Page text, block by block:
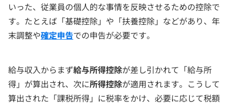
いった、従業員の個人的な事情を反映させるための控除で
す。たとえば「基礎控除」や「扶養控除」などがあり、年
末調整や確定申告での申告が必要です。
給与収入からまず給与所得控除が差し引かれて「給与所
得」が算出され、次に所得控除が適用されます。こうして
算出された「課税所得」に税率をかけ、必要に応じて税額